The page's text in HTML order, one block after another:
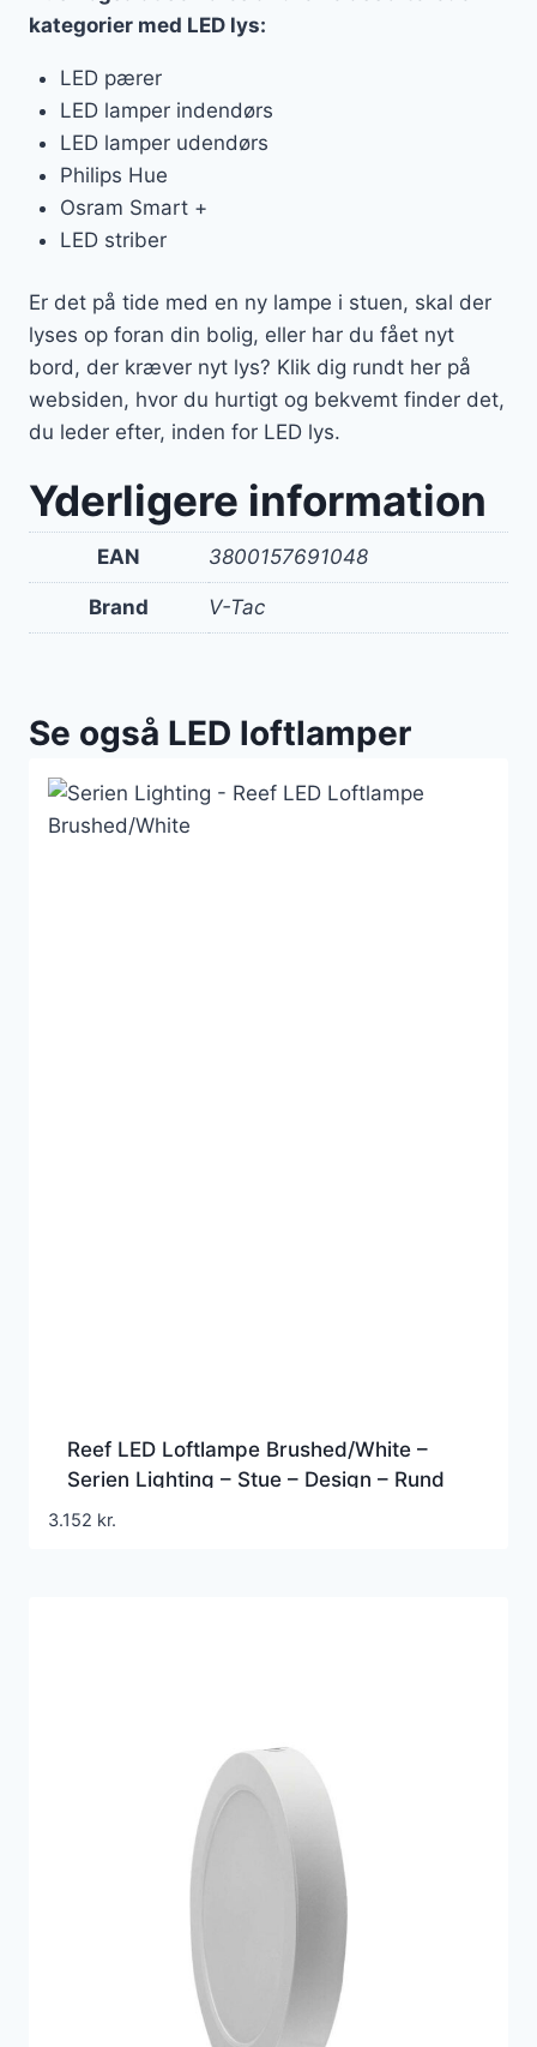
kategorier med LED lys:
LED pærer
LED lamper indendørs
LED lamper udendørs
Philips Hue
Osram Smart +
LED striber
Er det på tide med en ny lampe i stuen, skal der
lyses op foran din bolig, eller har du fået nyt
bord, der kræver nyt lys? Klik dig rundt her på
websiden, hvor du hurtigt og bekvemt finder det,
du leder efter, inden for LED lys.
Yderligere information
EAN 3800157691048
Brand V-Tac
Se også LED loftlamper
Reef LED Loftlampe Brushed/White –
Serien Lighting – Stue – Design – Rund
3.152 kr.